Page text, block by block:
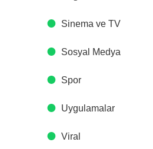
Sinema ve TV
Sosyal Medya
Spor
Uygulamalar
Viral